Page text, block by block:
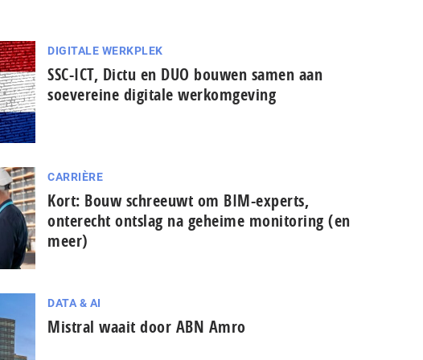
DIGITALE WERKPLEK
SSC-ICT, Dictu en DUO bouwen samen aan
soevereine digitale werkomgeving
CARRIÈRE
Kort: Bouw schreeuwt om BIM-experts,
onterecht ontslag na geheime monitoring (en
meer)
DATA & AI
Mistral waait door ABN Amro